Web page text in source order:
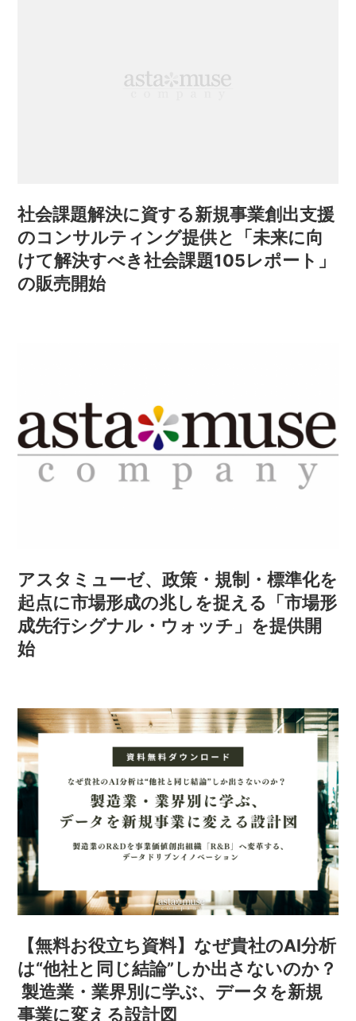
社会課題解決に資する新規事業創出支援
のコンサルティング提供と「未来に向
けて解決すべき社会課題105レポート」
の販売開始
アスタミューゼ、政策・規制・標準化を
起点に市場形成の兆しを捉える「市場形
成先行シグナル・ウォッチ」を提供開
始
【無料お役立ち資料】なぜ貴社のAI分析
は“他社と同じ結論”しか出さないのか？
製造業・業界別に学ぶ、データを新規
事業に変える設計図